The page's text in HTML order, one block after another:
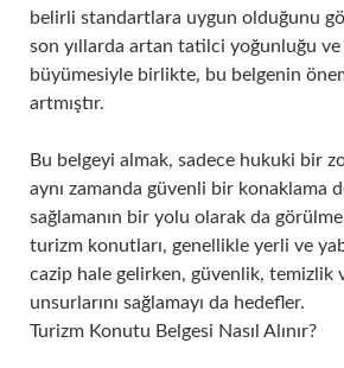
belirli standartlara uygun olduğunu
son yıllarda artan tatilci yoğunluğu
büyümesiyle birlikte, bu belgenin
artmıştır.
Bu belgeyi almak, sadece hukuki bir
aynı zamanda güvenli bir konaklama
sağlamanın bir yolu olarak da
turizm konutları, genellikle yerli ve
cazip hale gelirken, güvenlik, temizlik
unsurlarını sağlamayı da hedefler.
Turizm Konutu Belgesi Nasıl Alınır?